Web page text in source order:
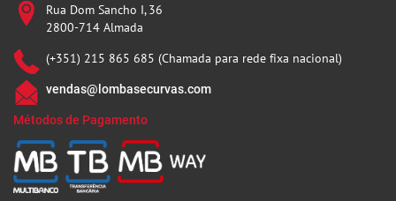
Rua Dom Sancho I, 36
2800-714 Almada
(+351) 215 865 685 (Chamada para rede fixa nacional)
vendas@lombasecurvas.com
Métodos de Pagamento